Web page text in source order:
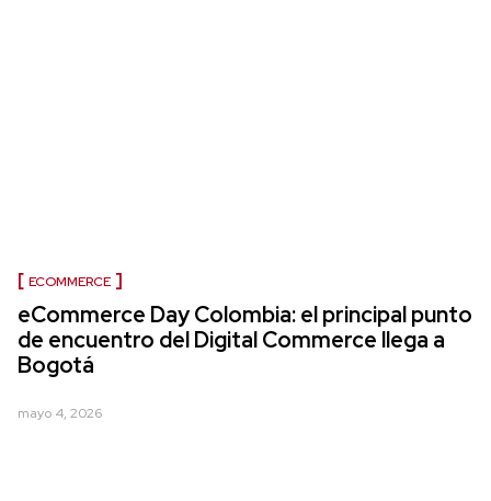
ECOMMERCE
eCommerce Day Colombia: el principal punto
de encuentro del Digital Commerce llega a
Bogotá
mayo 4, 2026